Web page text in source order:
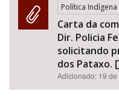
Política Indígena
Carta da
Dir. Policia
solicitando
dos Pataxo.
Adicionado: 19